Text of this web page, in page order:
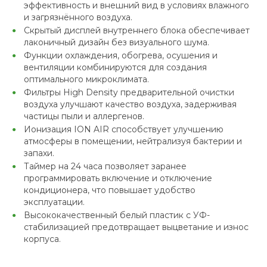
эффективность и внешний вид в условиях влажного
и загрязнённого воздуха.
Скрытый дисплей внутреннего блока обеспечивает
лаконичный дизайн без визуального шума.
Функции охлаждения, обогрева, осушения и
вентиляции комбинируются для создания
оптимального микроклимата.
Фильтры High Density предварительной очистки
воздуха улучшают качество воздуха, задерживая
частицы пыли и аллергенов.
Ионизация ION AIR способствует улучшению
атмосферы в помещении, нейтрализуя бактерии и
запахи.
Таймер на 24 часа позволяет заранее
программировать включение и отключение
кондиционера, что повышает удобство
эксплуатации.
Высококачественный белый пластик с УФ-
стабилизацией предотвращает выцветание и износ
корпуса.